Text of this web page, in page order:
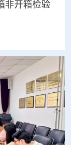
非开箱检验